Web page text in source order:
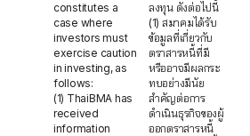
constitutes a
case where
investors must
exercise caution
in investing, as
follows:
(1) ThaiBMA has
received
information
ลงทุน ดังต่อไปนี้
(1) สมาคมได้รับ
ข้อมูลที่เกี่ยวกับ
ตราสารหนี้ที่มี
หรืออาจมีผลกระ
ทบอย่างมีนัย
สำคัญต่อการ
ดำเนินธุรกิจของผู้
ออกตราสารหนี้